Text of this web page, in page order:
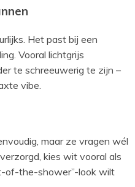
Het past bij een
Vooral lichtgrijs
te schreeuwerig te zijn –
vibe.
maar ze vragen wél
kies wit vooral als
of-the-shower”-look wilt